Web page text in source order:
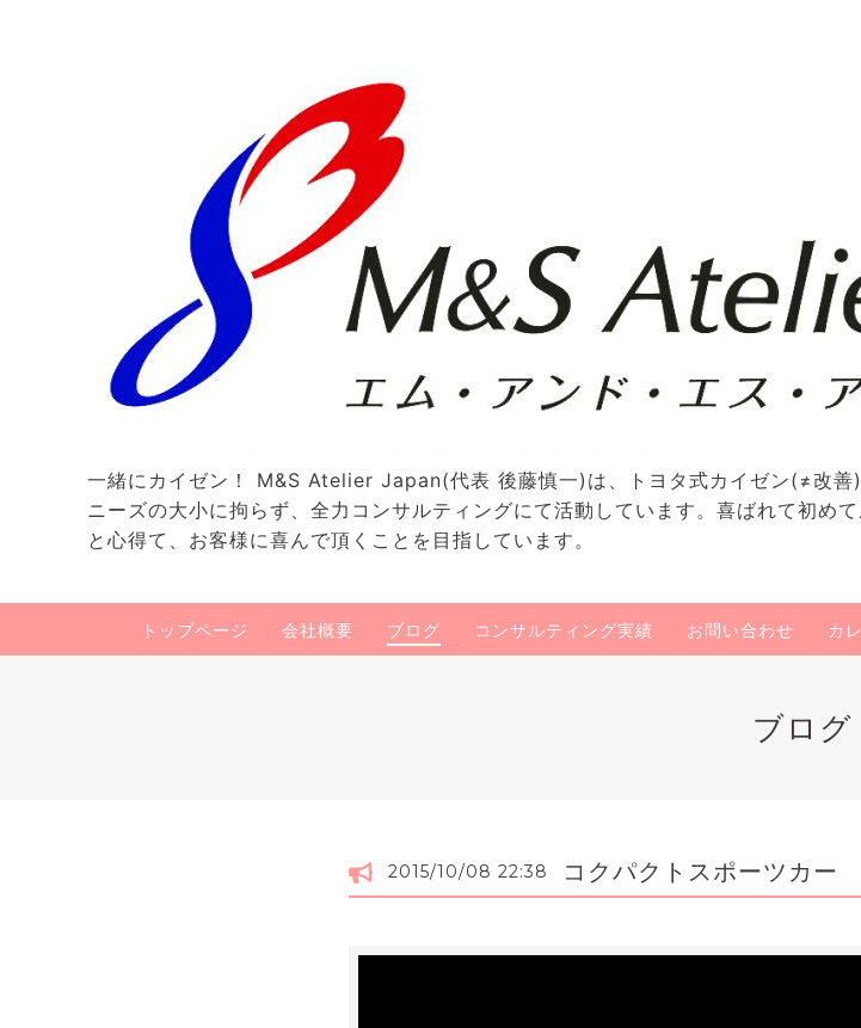
一緒にカイゼン！ M&S Atelier Japan(代表 後藤慎一)は、トヨタ式カイゼン(≠改善
ニーズの大小に拘らず、全力コンサルティングにて活動しています。喜ばれて初め
と心得て、お客様に喜んで頂くことを目指しています。
トップページ 会社概要 ブログ コンサルティング実績 お問い合わせ カ
ブログ
2015/10/08 22:38 コクパクトスポーツカー